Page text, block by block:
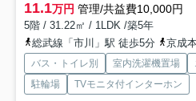
11.1万円 管理/共益費10,000円
5階 / 31.22㎡ / 1LDK /築5年
総武線「市川」駅 徒歩5分
京成
バス・トイレ別 室内洗濯機置場
駐輪場
TVモニタ付インターホン